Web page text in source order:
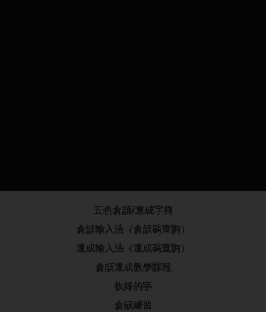
五色倉頡/速成字典
倉頡輸入法（倉頡碼查詢）
速成輸入法（速成碼查詢）
倉頡速成教學課程
收錄的字
倉頡練習